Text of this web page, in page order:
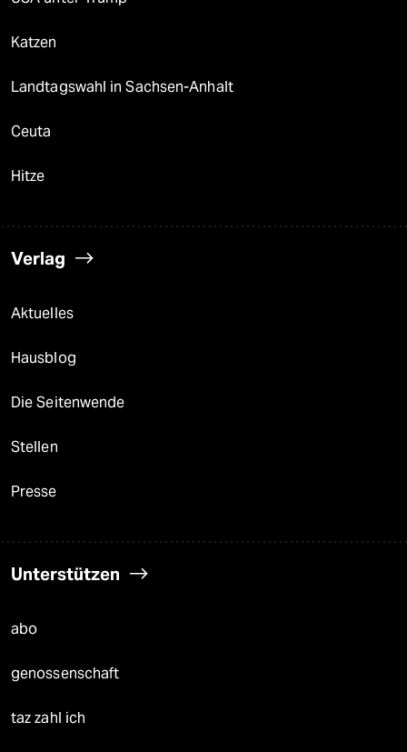
Katzen
Landtagswahl in Sachsen-Anhalt
Ceuta
Hitze
Verlag
Aktuelles
Hausblog
Die Seitenwende
Stellen
Presse
Unterstützen
abo
genossenschaft
taz zahl ich